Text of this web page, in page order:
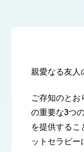
親愛なる友人
ご存知のとお
の重要な3つ
を提供するこ
ットセラピー